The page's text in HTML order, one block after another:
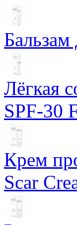
Лёгкая
SPF-30
Крем
Scar